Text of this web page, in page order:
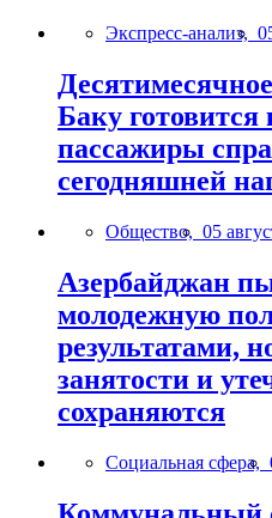
Экспресс-анализ,
Баку
пассажиры
сегодняшней
Общество, 05
Азербайджан
молодежную
результатами,
занятости и
сохраняются
Социальная сфера,